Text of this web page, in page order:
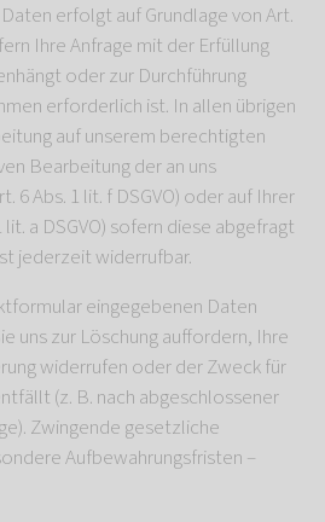
erfolgt auf Grundlage von Art.
Ihre Anfrage mit der Erfüllung
oder zur Durchführung
erforderlich ist. In allen übrigen
auf unserem berechtigten
Bearbeitung der an uns
6 Abs. 1 lit. f DSGVO) oder auf Ihrer
lit. a DSGVO) sofern diese abgefragt
jederzeit widerrufbar.
eingegebenen Daten
uns zur Löschung auffordern, Ihre
widerrufen oder der Zweck für
(z. B. nach abgeschlossener
Zwingende gesetzliche
Aufbewahrungsfristen –